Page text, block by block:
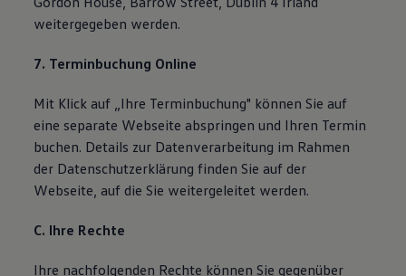
weitergegeben werden.
7. Terminbuchung Online
Mit Klick auf „Ihre Terminbuchung" können Sie auf
eine separate Webseite abspringen und Ihren Termin
buchen. Details zur Datenverarbeitung im Rahmen
der Datenschutzerklärung finden Sie auf der
Webseite, auf die Sie weitergeleitet werden.
C. Ihre Rechte
Ihre nachfolgenden Rechte können Sie gegenüber